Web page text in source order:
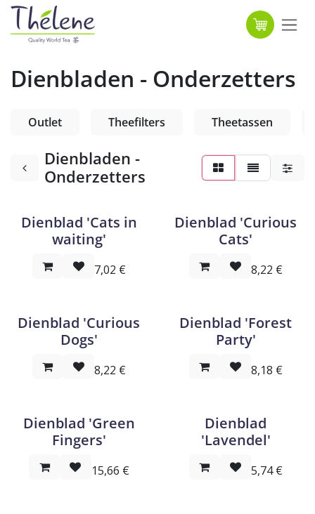
Overslaan naar inhoud
Dienbladen - Onderzetters
Outlet Theefilters Theetassen
Dienbladen -
Onderzetters
Dienblad 'Cats in
waiting'
7,02 €
Dienblad 'Curious
Cats'
8,22 €
Dienblad 'Curious
Dogs'
8,22 €
Dienblad 'Forest
Party'
8,18 €
Dienblad 'Green
Fingers'
15,66 €
Dienblad
'Lavendel'
5,74€